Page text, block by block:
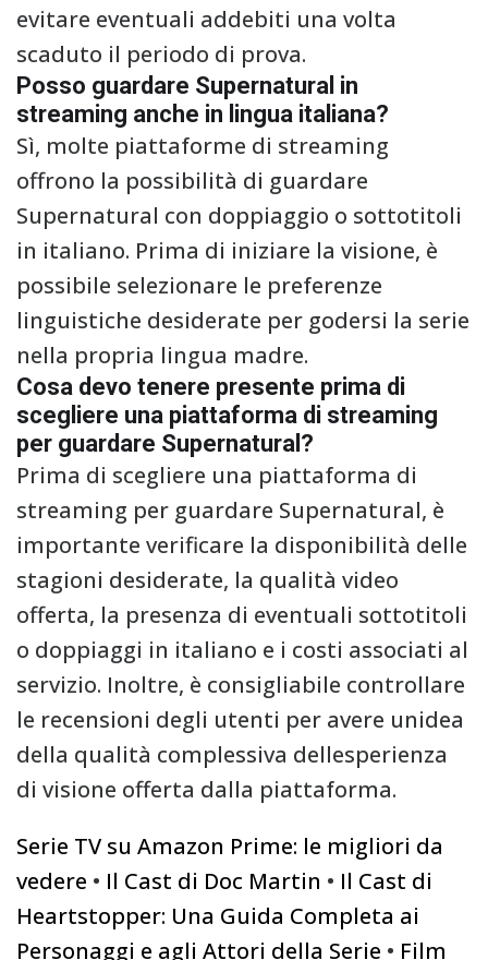
evitare eventuali addebiti una volta
scaduto il periodo di prova.
Posso guardare Supernatural in
streaming anche in lingua italiana?
Sì, molte piattaforme di streaming
offrono la possibilità di guardare
Supernatural con doppiaggio o sottotitoli
in italiano. Prima di iniziare la visione, è
possibile selezionare le preferenze
linguistiche desiderate per godersi la serie
nella propria lingua madre.
Cosa devo tenere presente prima di
scegliere una piattaforma di streaming
per guardare Supernatural?
Prima di scegliere una piattaforma di
streaming per guardare Supernatural, è
importante verificare la disponibilità delle
stagioni desiderate, la qualità video
offerta, la presenza di eventuali sottotitoli
o doppiaggi in italiano e i costi associati al
servizio. Inoltre, è consigliabile controllare
le recensioni degli utenti per avere unidea
della qualità complessiva dellesperienza
di visione offerta dalla piattaforma.
Serie TV su Amazon Prime: le migliori da
vedere • Il Cast di Doc Martin • Il Cast di
Heartstopper: Una Guida Completa ai
Personaggi e agli Attori della Serie • Film